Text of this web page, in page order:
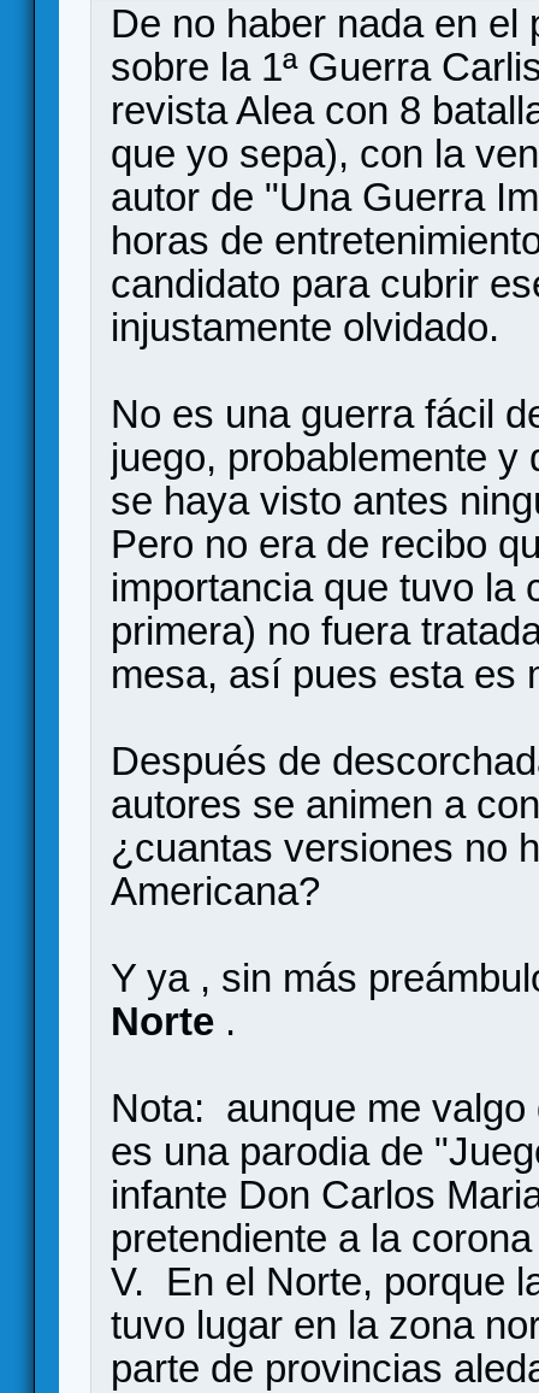
De no haber nada en el
sobre la 1ª Guerra
revista Alea con 8
que yo sepa), con la
autor de "Una Guerra
horas de
candidato para cubrir
injustamente olvidado.
No es una guerra fácil
juego, probablemente
se haya visto antes
Pero no era de recibo
importancia que tuvo la
primera) no fuera
mesa, así pues esta es
Después de
autores se animen a
¿cuantas versiones no
Americana?
Y ya , sin más
Norte .
Nota: aunque me
es una parodia de
infante Don Carlos
pretendiente a la
V. En el Norte, porque
tuvo lugar en la zona
parte de provincias